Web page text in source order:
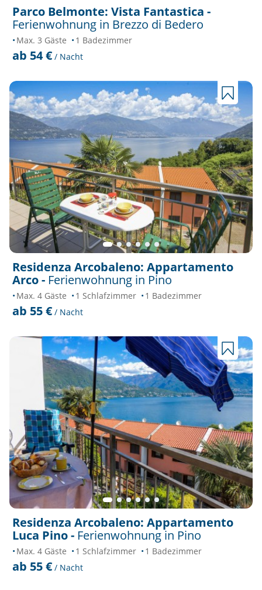
Parco Belmonte: Vista Fantastica -
Ferienwohnung in Brezzo di Bedero
Max. 3 Gäste 1 Badezimmer
ab 54 € / Nacht
Residenza Arcobaleno: Appartamento
Arco - Ferienwohnung in Pino
Max. 4 Gäste 1 Schlafzimmer 1 Badezimmer
ab 55 € / Nacht
Residenza Arcobaleno: Appartamento
Luca Pino - Ferienwohnung in Pino
Max. 4 Gäste 1 Schlafzimmer 1 Badezimmer
ab 55 € / Nacht